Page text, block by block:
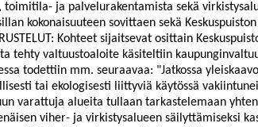
ja palvelurakentamista sekä
kokonaisuuteen sovittaen sekä
Kohteet sijaitsevat osittain
tehty valtuustoaloite käsiteltiin
todettiin mm. seuraavaa: "Jatkossa
tai ekologisesti liittyviä käytössä
varattuja alueita tullaan tarkastelemaan
viher- ja virkistysalueen säilyttämiseksi